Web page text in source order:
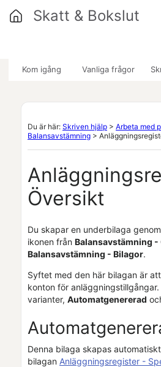
Kom igång Vanliga frågor
Skatt & Bokslut
Du är här: Skriven hjälp > Arbeta med
Balansavstämning >
Översikt
Du skapar en underbilaga
ikonen från Balansavstämning -
Balansavstämning - Bilagor.
Syftet med den här bilagan är
konton för
varianter, Automatgenererad
Denna bilaga skapas
bilagan Anläggningsregister -